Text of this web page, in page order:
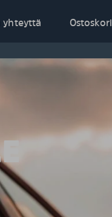
yhteyttä Ostoskori